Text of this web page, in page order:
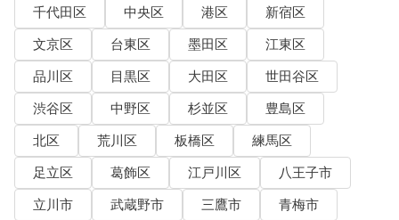
千代田区 中央区 港区
新宿区
文京区
台東区 墨田区
江東区
品川区
目黒区 大田区
世田谷区
渋谷区
中野区 杉並区
豊島区
北区
荒川区 板橋区
練馬区
足立区
葛飾区 江戸川区
八王子市
立川市
武蔵野市 三鷹市
青梅市